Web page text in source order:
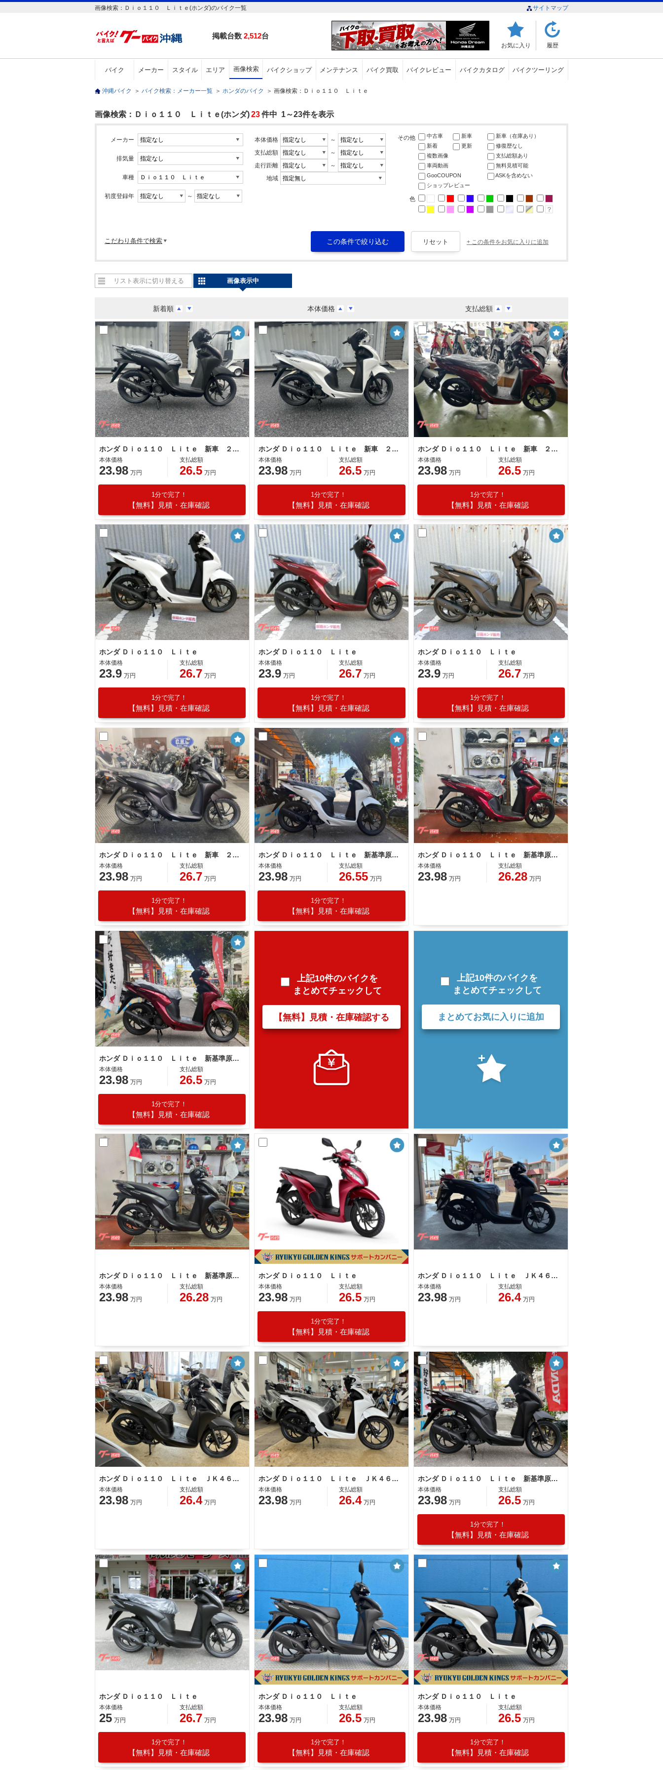
画像検索：Ｄｉｏ１１０ Ｌｉｔｅ(ホンダ)のバイク一覧 サイトマップ
掲載台数 2,512台
お気に入り 履歴
バイク メーカー スタイル エリア 画像検索 バイクショップ メンテナンス バイク買取 バイクレビュー バイクカタログ バイクツーリング
沖縄バイク ＞ バイク検索：メーカー一覧 ＞ ホンダのバイク ＞ 画像検索：Ｄｉｏ１１０ Ｌｉｔｅ
画像検索：Ｄｉｏ１１０ Ｌｉｔｅ(ホンダ)23件中 1～23件を表示
メーカー
排気量
車種
初度登録年 ～
本体価格
～
支払総額
～
走行距離
～
地域
その他 中古車 新車
新車（在庫あり）
新着
更新
修復歴なし
複数画像
支払総額あり
車両動画
無料見積可能
GooCOUPON
ASKを含めない
ショップレビュー
色
こだわり条件で検索 + この条件をお気に入りに追加
新着順 本体価格 支払総額
リスト表示に切り替える 画像表示中
ホンダ Ｄｉｏ１１０ Ｌｉｔｅ 新車 ２０２６年モデルマットギャラクシーブラックメタリック 新基準原付 原付免許運転可能 コンビニフック
本体価格
23.98 万円
支払総額
26.5 万円
1分で完了！
【無料】見積・在庫確認
ホンダ Ｄｉｏ１１０ Ｌｉｔｅ 新車 ２０２６年モデル パールスノーフレークホワイト 新基準原付 原付免許運転可能 コンビニフック
本体価格
23.98 万円
支払総額
26.5 万円
1分で完了！
【無料】見積・在庫確認
ホンダ Ｄｉｏ１１０ Ｌｉｔｅ 新車 ２０２６年モデル キャンディラスターレッド 新基準原付 原付免許運転可能 コンビニフック スペアキー
本体価格
23.98 万円
支払総額
26.5 万円
1分で完了！
【無料】見積・在庫確認
ホンダ Ｄｉｏ１１０ Ｌｉｔｅ
本体価格
23.9 万円
支払総額
26.7 万円
1分で完了！
【無料】見積・在庫確認
ホンダ Ｄｉｏ１１０ Ｌｉｔｅ
本体価格
23.9 万円
支払総額
26.7 万円
1分で完了！
【無料】見積・在庫確認
ホンダ Ｄｉｏ１１０ Ｌｉｔｅ
本体価格
23.9 万円
支払総額
26.7 万円
1分で完了！
【無料】見積・在庫確認
ホンダ Ｄｉｏ１１０ Ｌｉｔｅ 新車 ２０２６年モデル 新基準原付 原付免許運転可能 マットギャラクシーブラックメタリック
本体価格
23.98 万円
支払総額
26.7 万円
1分で完了！
【無料】見積・在庫確認
ホンダ Ｄｉｏ１１０ Ｌｉｔｅ 新基準原付 原付免許運転可
本体価格
23.98 万円
支払総額
26.55 万円
1分で完了！
【無料】見積・在庫確認
ホンダ Ｄｉｏ１１０ Ｌｉｔｅ 新基準原付 原付免許運転可能
本体価格
23.98 万円
支払総額
26.28 万円
ホンダ Ｄｉｏ１１０ Ｌｉｔｅ 新基準原付 原付免許運転可
本体価格
23.98 万円
支払総額
26.5 万円
1分で完了！
【無料】見積・在庫確認
上記10件のバイクを
まとめてチェックして
【無料】見積・在庫確認する
上記10件のバイクを
まとめてチェックして
まとめてお気に入りに追加
ホンダ Ｄｉｏ１１０ Ｌｉｔｅ 新基準原付 原付免許運転可能
本体価格
23.98 万円
支払総額
26.28 万円
ホンダ Ｄｉｏ１１０ Ｌｉｔｅ
本体価格
23.98 万円
支払総額
26.5 万円
1分で完了！
【無料】見積・在庫確認
ホンダ Ｄｉｏ１１０ Ｌｉｔｅ ＪＫ４６型新基準原付・原付免許運転可
本体価格
23.98 万円
支払総額
26.4 万円
ホンダ Ｄｉｏ１１０ Ｌｉｔｅ ＪＫ４６型新基準原付・原付免許運転可
本体価格
23.98 万円
支払総額
26.4 万円
ホンダ Ｄｉｏ１１０ Ｌｉｔｅ ＪＫ４６型 新基準原付・原付免許運転可
本体価格
23.98 万円
支払総額
26.4 万円
ホンダ Ｄｉｏ１１０ Ｌｉｔｅ 新基準原付 原付免許運転可
本体価格
23.98 万円
支払総額
26.5 万円
1分で完了！
【無料】見積・在庫確認
ホンダ Ｄｉｏ１１０ Ｌｉｔｅ
本体価格
25 万円
支払総額
26.7 万円
1分で完了！
【無料】見積・在庫確認
ホンダ Ｄｉｏ１１０ Ｌｉｔｅ
本体価格
23.98 万円
支払総額
26.5 万円
1分で完了！
【無料】見積・在庫確認
ホンダ Ｄｉｏ１１０ Ｌｉｔｅ
本体価格
23.98 万円
支払総額
26.5 万円
1分で完了！
【無料】見積・在庫確認